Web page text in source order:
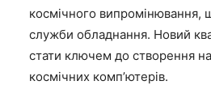
космічного випромінювання,
служби обладнання. Новий
стати ключем до створення
космічних комп’ютерів.